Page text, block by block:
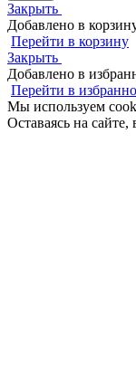
Закрыть
Добавлено в
Перейти в корзину
Закрыть
Добавлено в
Перейти в
Мы используем
Оставаясь на сайте,